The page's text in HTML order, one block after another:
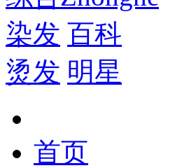
染发 百科
烫发 明星
首页